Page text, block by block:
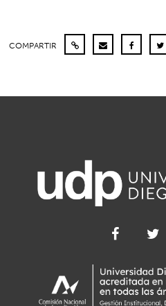
COMPARTIR